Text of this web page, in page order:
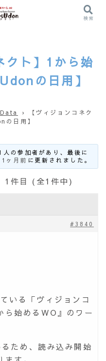
クト】1から始
の日用】
›
【ヴィジョンコネク
の日用】
の参加者があり、最後に
ヶ月前 に更新されました。
件目 (全1件中)
#3840
いる「ヴィジョンコ
ら始めるWO』のワー
ため、読み込み開始
検索